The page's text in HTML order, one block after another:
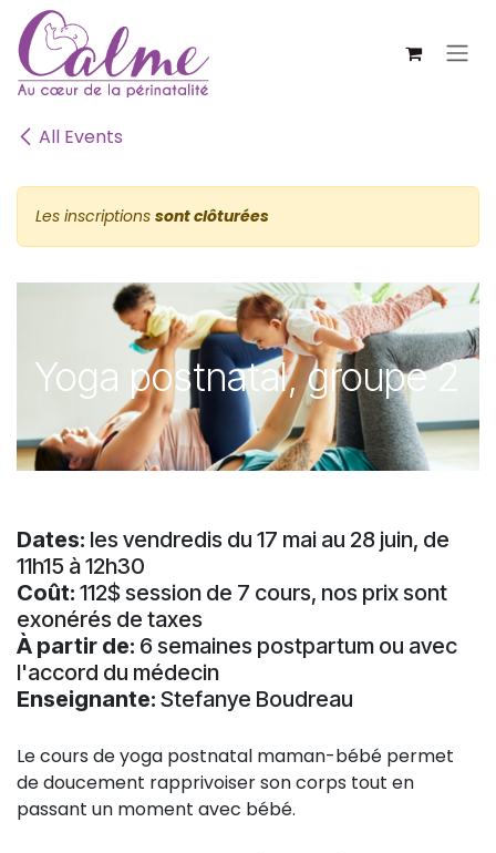
SE RENDRE AU CONTENU
All Events
Les inscriptions sont clôturées
Yoga postnatal, groupe 2
Dates: les vendredis du 17 mai au 28 juin, de
11h15 à 12h30
Coût: 112$ session de 7 cours, nos prix sont
exonérés de taxes
À partir de: 6 semaines postpartum ou avec
l'accord du médecin
Enseignante: Stefanye Boudreau
Le cours de yoga postnatal maman-bébé permet
de doucement rapprivoiser son corps tout en
passant un moment avec bébé.